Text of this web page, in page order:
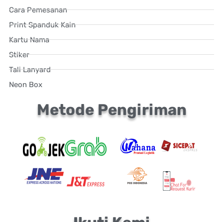
Cara Pemesanan
Print Spanduk Kain
Kartu Nama
Stiker
Tali Lanyard
Neon Box
Metode Pengiriman